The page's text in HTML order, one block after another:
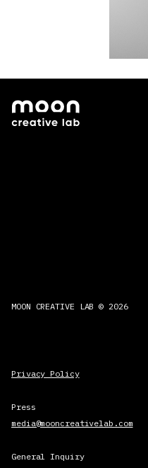
MOON CREATIVE LAB © 2026
Privacy Policy
Press
media@mooncreativelab.com
General Inquiry